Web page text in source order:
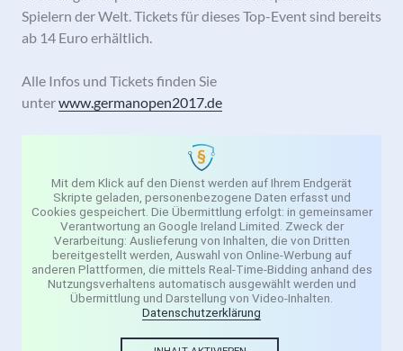
Spielern der Welt. Tickets für dieses Top-Event sind bereits
ab 14 Euro erhältlich.
Alle Infos und Tickets finden Sie
unterwww.germanopen2017.de
Mit dem Klick auf den Dienst werden auf Ihrem Endgerät
Skripte geladen, personenbezogene Daten erfasst und
Cookies gespeichert. Die Übermittlung erfolgt: in gemeinsamer
Verantwortung an Google Ireland Limited. Zweck der
Verarbeitung: Auslieferung von Inhalten, die von Dritten
bereitgestellt werden, Auswahl von Online-Werbung auf
anderen Plattformen, die mittels Real-Time-Bidding anhand des
Nutzungsverhaltens automatisch ausgewählt werden und
Übermittlung und Darstellung von Video-Inhalten.
Datenschutzerklärung